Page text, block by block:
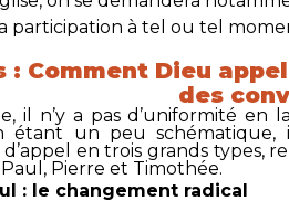
participation à tel ou tel
: Comment Dieu
des
il n’y a pas d’uniformité
étant un peu
d’appel en trois grands types,
Pierre et Timothée.
: le changement radical